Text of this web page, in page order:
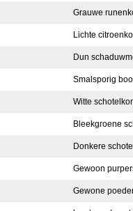
Grauwe
Lichte
Dun
Smalsporig
Witte
Bleekgroene
Donkere
Gewoon
Gewone